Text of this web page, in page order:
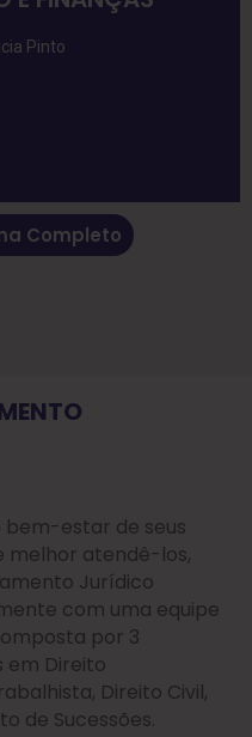
Pinto
Completo
bem-estar de seus
melhor atendê-los,
Jurídico
com uma equipe
por 3
em Direito
Direito Civil,
de Sucessões.